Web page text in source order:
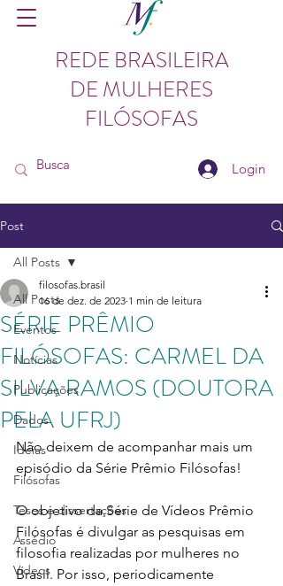
REDE BRASILEIRA
DE MULHERES
FILÓSOFAS
Login
Post
All Posts
Eventos
Notícias
Publicações
Dados
Ideias
Filósofas
Teses e dissertações
Assédio
Vídeos
All Posts
SÉRIE PRÊMIO
FILÓSOFAS: CARMEL DA
SILVA RAMOS (DOUTORA
PELA UFRJ)
filosofas.brasil
16 de dez. de 2023 1 min de leitura
Não deixem de acompanhar mais um
episódio da Série Prêmio Filósofas!
O objetivo da Série de Vídeos Prêmio
Filósofas é divulgar as pesquisas em
filosofia realizadas por mulheres no
Brasil. Por isso, periodicamente